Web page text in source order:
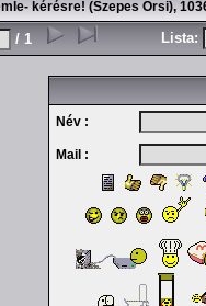
kérésre! (Szepes Orsi),
/ 1 Lista:
Név :
Mail :